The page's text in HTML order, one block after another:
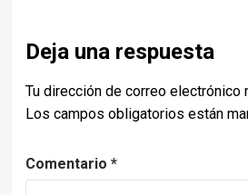
Deja una respuesta
Tu dirección de correo electrónico
Los campos obligatorios están
Comentario *